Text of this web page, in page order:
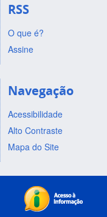
RSS
O que é?
Assine
Navegação
Acessibilidade
Alto Contraste
Mapa do Site